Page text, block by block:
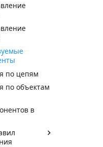
по цепям
по объектам
в